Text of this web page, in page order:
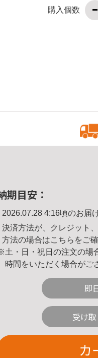
購入個数
期目安：
2026.07.28 4:16頃のお届
決済方法が、クレジット
方法の場合はこちら をご
土・日・祝日の注文の場
時間をいただく場合がご
即
受け
カ